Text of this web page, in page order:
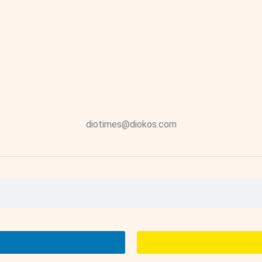
diotimes@diokos.com